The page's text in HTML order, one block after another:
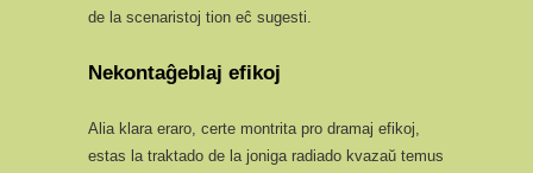
de la scenaristoj tion eĉ sugesti.
Nekontaĝeblaj efikoj
Alia klara eraro, certe montrita pro dramaj efikoj,
estas la traktado de la joniga radiado kvazaŭ temus